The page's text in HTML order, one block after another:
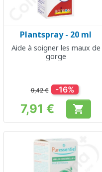
Plantspray - 20 ml
Aide à soigner les maux de
gorge
9,42 € -16%
Prix
7,91 € 